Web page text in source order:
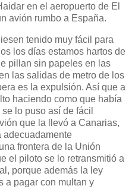
en el aeropuerto de El
avión rumbo a España.
tenido muy fácil para
los días estamos hartos de
pillan sin papeles en las
las salidas de metro de los
es la expulsión. Así que a
haciendo como que había
lo puso así de fácil
que la llevó a Canarias,
adecuadamente
frontera de la Unión
el piloto se lo retransmitió a
porque además la ley
a pagar con multan y